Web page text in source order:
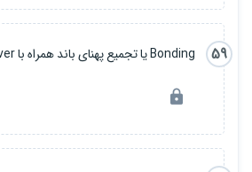
59 Bonding یا تجمیع پهنای باند همراه با FailOver در میکروتیک